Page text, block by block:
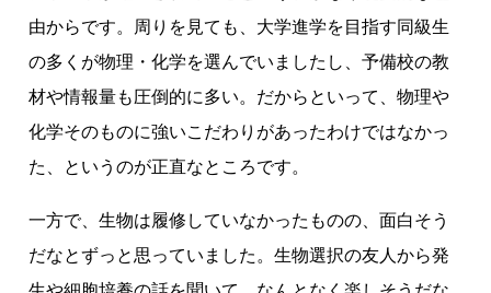
を
育
由からです。周りを見ても、大学進学を目指す同級生
の多くが物理・化学を選んでいましたし、予備校の教
材や情報量も圧倒的に多い。だからといって、物理や
化学そのものに強いこだわりがあったわけではなかっ
た、というのが正直なところです。
一方で、生物は履修していなかったものの、面白そう
だなとずっと思っていました。生物選択の友人から発